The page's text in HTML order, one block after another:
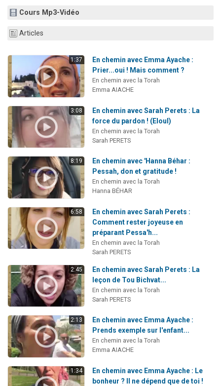
3 personnes viennent de faire un don pour Événements Torah-Box
Cours Mp3-Vidéo
Articles
1:37
En chemin avec Emma Ayache :
Prier...oui ! Mais comment ?
En chemin avec la Torah
Emma AIACHE
3:08
En chemin avec Sarah Perets : La
force du pardon ! (Eloul)
En chemin avec la Torah
Sarah PERETS
8:19
En chemin avec 'Hanna Béhar :
Pessah, don et gratitude !
En chemin avec la Torah
Hanna BÉHAR
6:58
En chemin avec Sarah Perets :
Comment rester joyeuse en
préparant Pessa'h...
En chemin avec la Torah
Sarah PERETS
2:45
En chemin avec Sarah Perets : La
leçon de Tou Bichvat...
En chemin avec la Torah
Sarah PERETS
2:13
En chemin avec Emma Ayache :
Prends exemple sur l'enfant...
En chemin avec la Torah
Emma AIACHE
1:34
En chemin avec Emma Ayache : Le
bonheur ? Il ne dépend que de toi !